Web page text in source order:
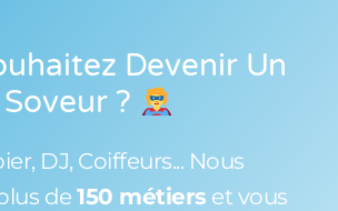
Devenir Un
Soveur ?
DJ, Coiffeurs... Nous
de 150 métiers et vous